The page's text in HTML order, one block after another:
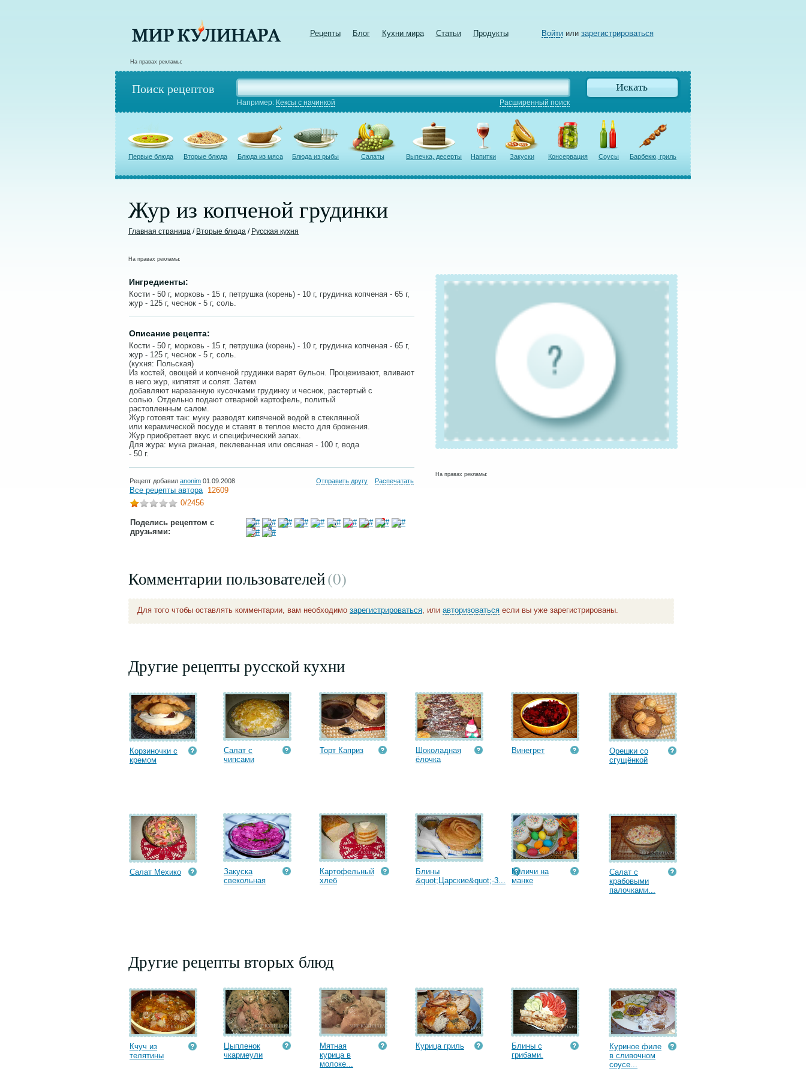
Рецепты Блог Кухни мира Статьи Продукты Войтиили зарегистрироваться
На правах рекламы:
Поиск рецептов
Например: Кексы с начинкой Расширенный поиск
Первые блюда Вторые блюда Блюда из мяса Блюда из рыбы Салаты Выпечка, десерты Напитки Закуски Консервация Соусы Барбекю, гриль
Жур из копченой грудинки
Главная страница / Вторые блюда / Русская кухня
На правах рекламы:
Ингредиенты:
Кости - 50 г, морковь - 15 г, петрушка (корень) - 10 г, грудинка копченая - 65 г,
жур - 125 г, чеснок - 5 г, соль.
Описание рецепта:
Кости - 50 г, морковь - 15 г, петрушка (корень) - 10 г, грудинка копченая - 65 г,
жур - 125 г, чеснок - 5 г, соль.
(кухня: Польская)
Из костей, овощей и копченой грудинки варят бульон. Процеживают, вливают
в него жур, кипятят и солят. Затем
добавляют нарезанную кусочками грудинку и чеснок, растертый с
солью. Отдельно подают отварной картофель, политый
растопленным салом.
Жур готовят так: муку разводят кипяченой водой в стеклянной
или керамической посуде и ставят в теплое место для брожения.
Жур приобретает вкус и специфический запах.
Для жура: мука ржаная, пеклеванная или овсяная - 100 г, вода
- 50 г.
Рецепт добавил anonim 01.09.2008 Отправить другу Распечатать
Все рецепты автора 12609
0/2456
Поделись рецептом с
друзьями:
На правах рекламы:
Комментарии пользователей(0)
Для того чтобы оставлять комментарии, вам необходимо зарегистрироваться, или авторизоваться если вы уже зарегистрированы.
Другие рецепты русской кухни
Корзиночки с
кремом
Салат с
чипсами
Торт Каприз
Шоколадная
ёлочка
Винегрет
Орешки со
сгущёнкой
Салат Мехико
Закуска
свекольная
Картофельный
хлеб
Блины
&quot;Царские&quot;-3...
Куличи на
манке
Салат с
крабовыми
палочками...
Другие рецепты вторых блюд
Кчуч из
телятины
Цыпленок
чкармеули
Мятная
курица в
молоке...
Курица гриль
Блины с
грибами.
Куриное филе
в сливочном
соусе...